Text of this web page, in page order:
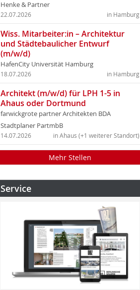
Henke & Partner
in Hamburg
22.07.2026
Wiss. Mitarbeiter:in – Architektur
und Städtebaulicher Entwurf
(m/w/d)
HafenCity Universität Hamburg
in Hamburg
18.07.2026
Architekt (m/w/d) für LPH 1-5 in
Ahaus oder Dortmund
farwickgrote partner Architekten BDA
Stadtplaner PartmbB
in Ahaus (+1 weiterer Standort)
14.07.2026
Mehr Stellen
Service